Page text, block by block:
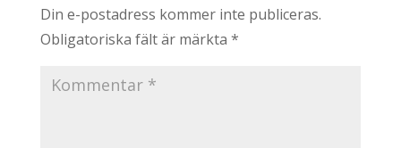
Din e-postadress kommer inte publiceras.
Obligatoriska fält är märkta *